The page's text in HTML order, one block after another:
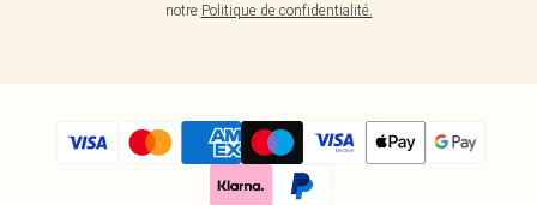
notre Politique de confidentialité.